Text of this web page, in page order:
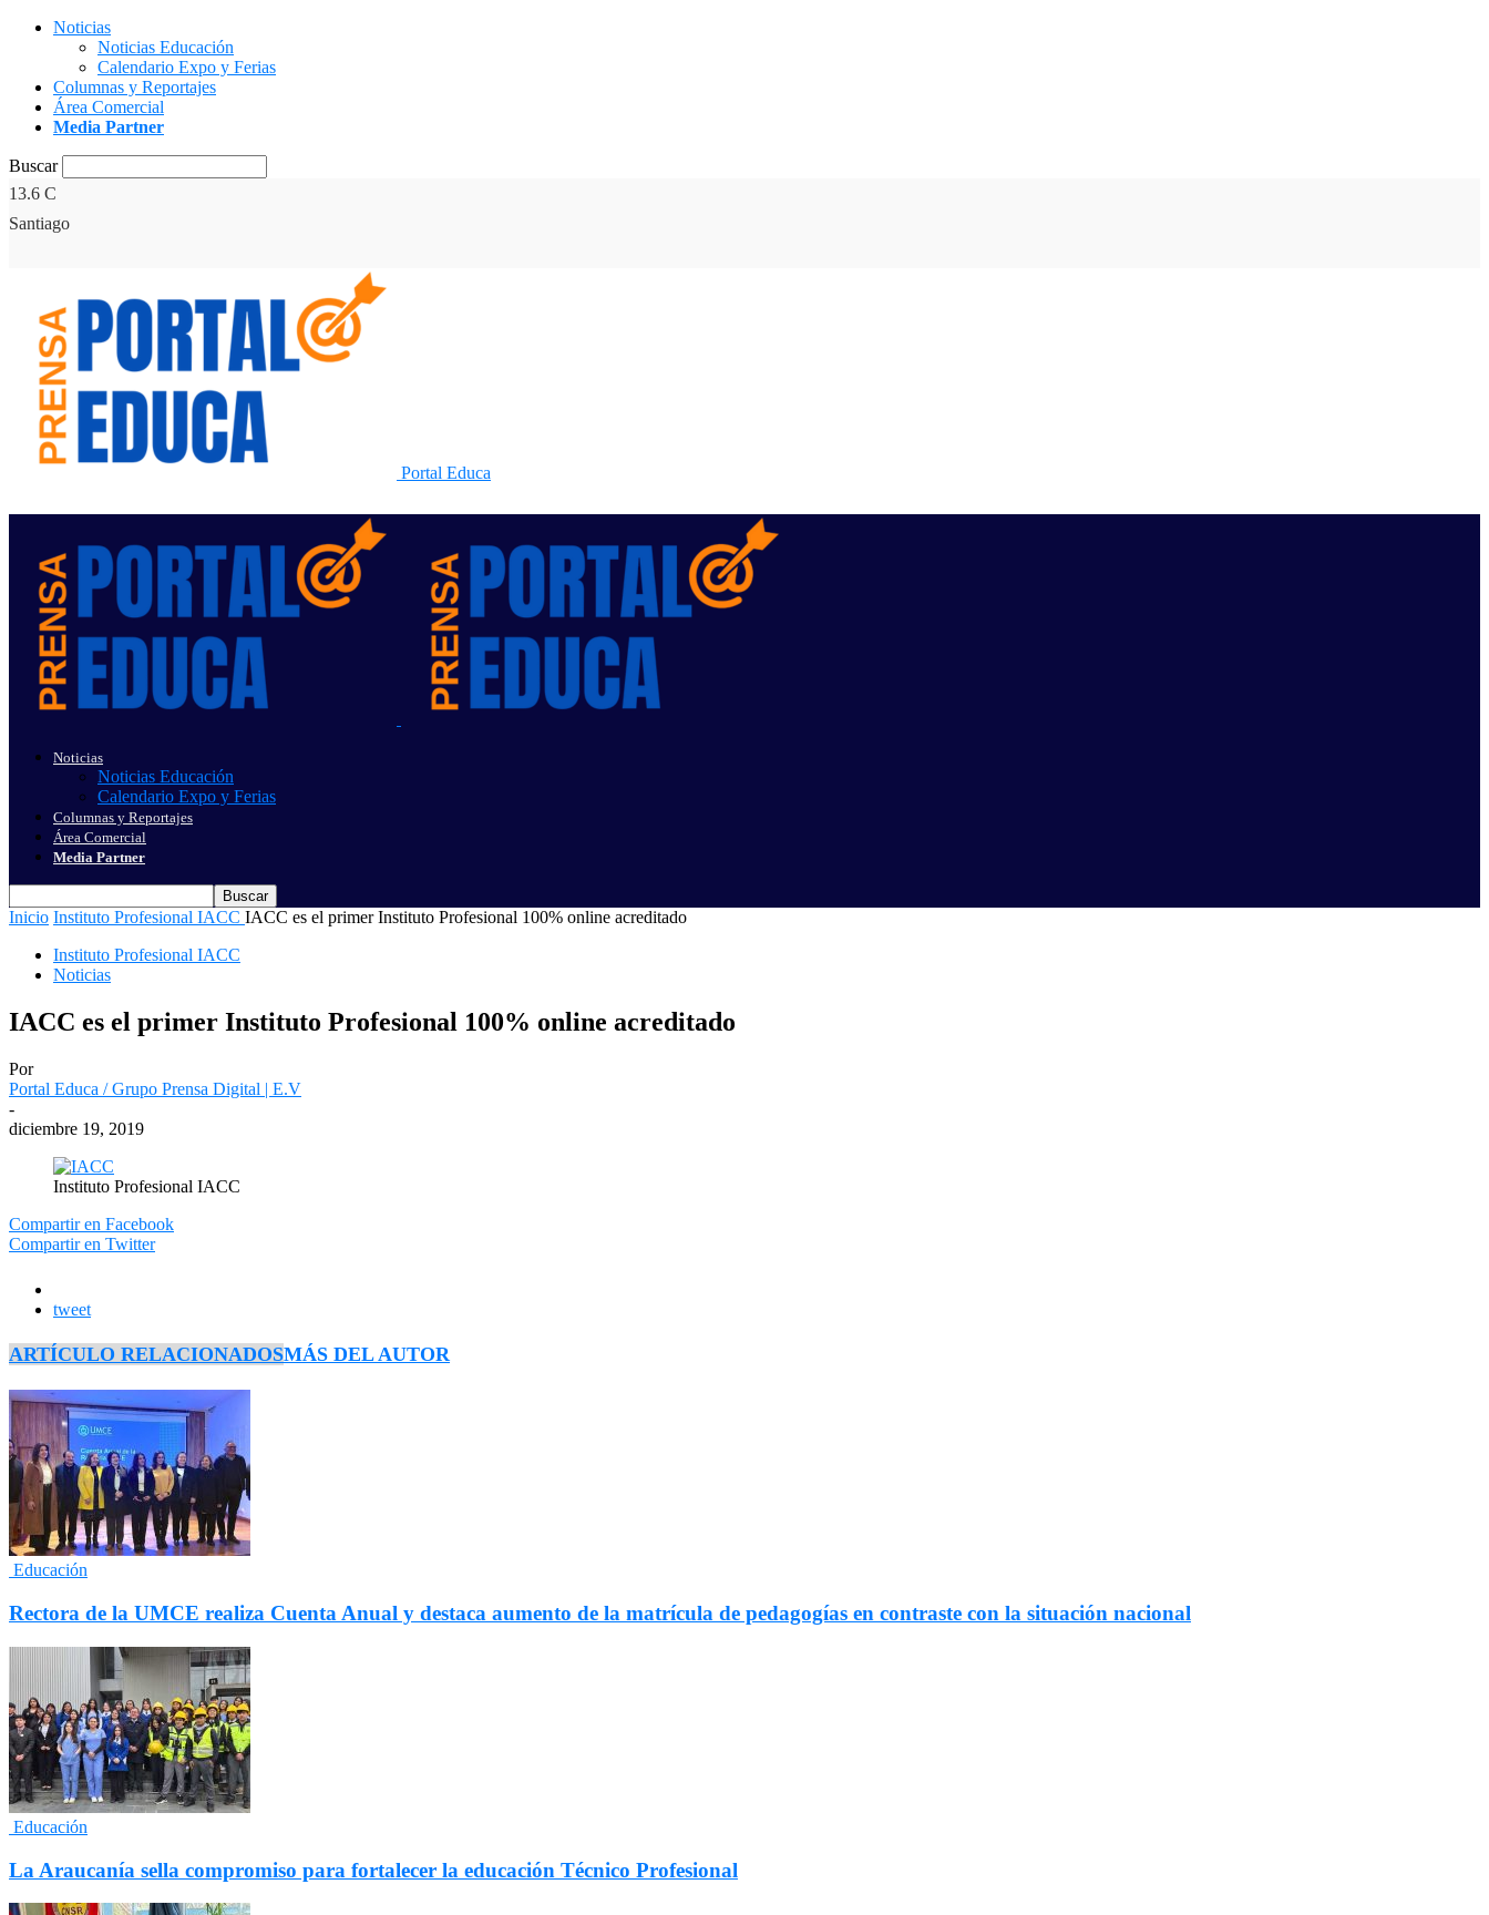
Noticias
Noticias Educación
Calendario Expo y Ferias
Columnas y Reportajes
Área Comercial
Media Partner
Buscar
13.6 C
Santiago
Portal Educa
Noticias
Noticias Educación
Calendario Expo y Ferias
Columnas y Reportajes
Área Comercial
Media Partner
Inicio Instituto Profesional IACC IACC es el primer Instituto Profesional 100% online acreditado
Instituto Profesional IACC
Noticias
IACC es el primer Instituto Profesional 100% online acreditado
Por
Portal Educa / Grupo Prensa Digital | E.V
-
diciembre 19, 2019
Instituto Profesional IACC
Compartir en Facebook
Compartir en Twitter
tweet
ARTÍCULO RELACIONADOSMÁS DEL AUTOR
Educación
Rectora de la UMCE realiza Cuenta Anual y destaca aumento de la matrícula de pedagogías en contraste con la situación nacional
Educación
La Araucanía sella compromiso para fortalecer la educación Técnico Profesional